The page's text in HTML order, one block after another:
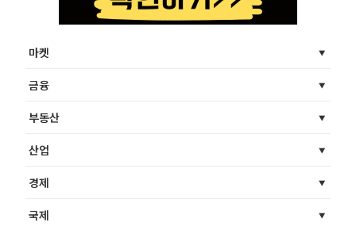
마켓
금융
부동산
산업
경제
국제